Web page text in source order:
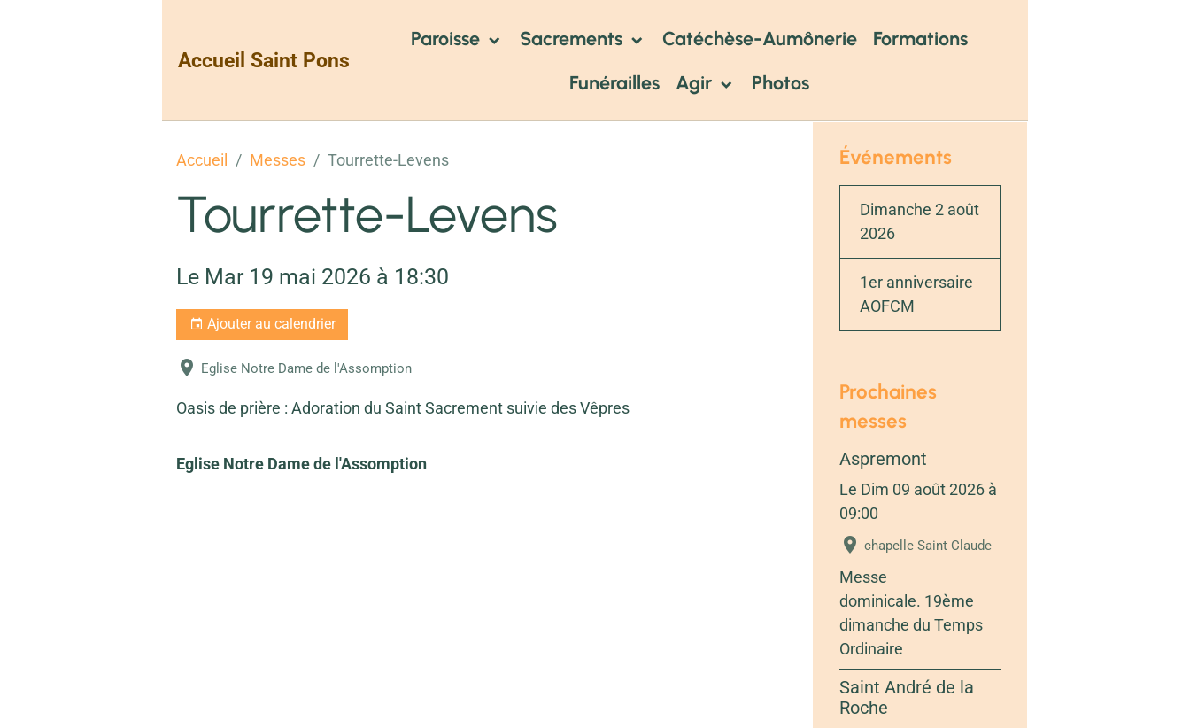
Accueil Saint Pons
Paroisse Sacrements Catéchèse-Aumônerie
Formations
Funérailles
Agir Photos
Accueil Messes Tourrette-Levens
Tourrette-Levens
Le Mar 19 mai 2026 à 18:30
Ajouter au calendrier
Eglise Notre Dame de l'Assomption
Oasis de prière : Adoration du Saint Sacrement suivie des Vêpres
Eglise Notre Dame de l'Assomption
Événements
Dimanche 2 août
2026
1er anniversaire
AOFCM
Prochaines
messes
Aspremont
Le Dim 09 août 2026 à
09:00
chapelle Saint Claude
Messe
dominicale. 19ème
dimanche du Temps
Ordinaire
Saint André de la
Roche